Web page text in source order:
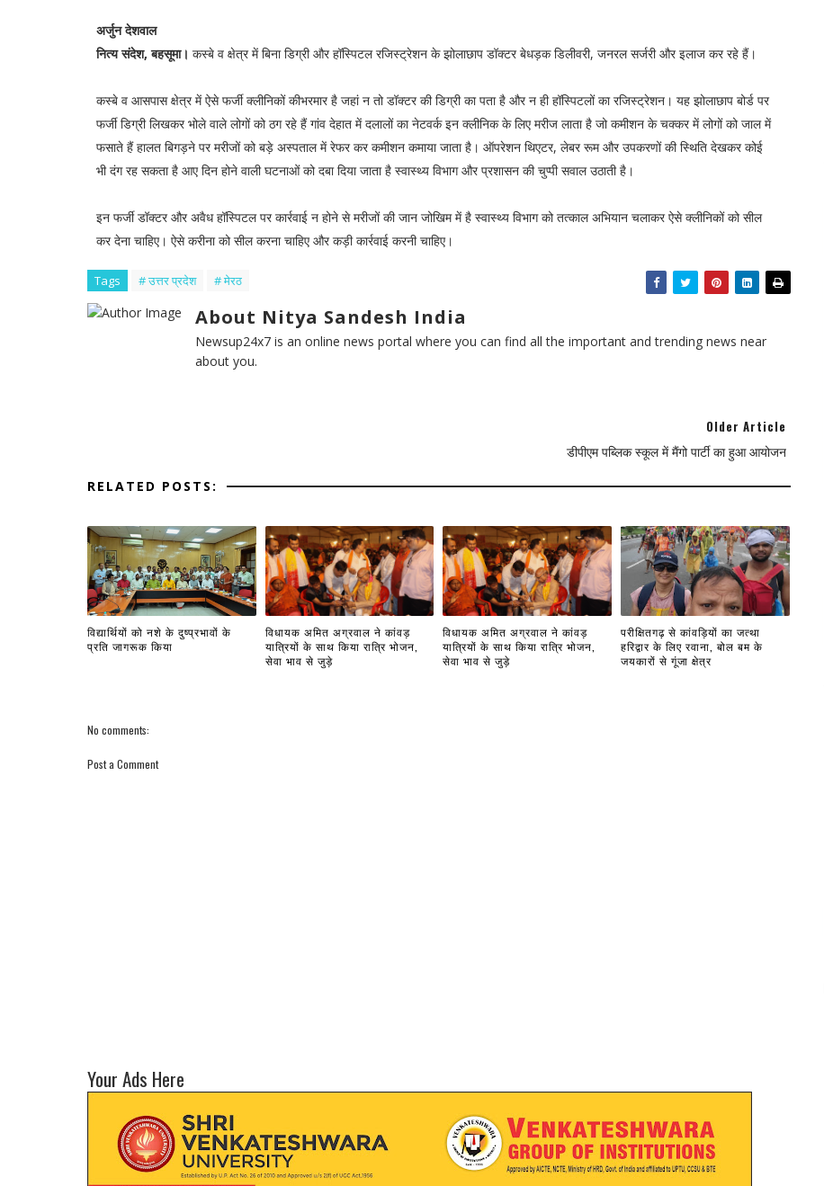
अर्जुन देशवाल
नित्य संदेश, बहसूमा। कस्बे व क्षेत्र में बिना डिग्री और हॉस्पिटल रजिस्ट्रेशन के झोलाछाप डॉक्टर बेधड़क डिलीवरी, जनरल सर्जरी और इलाज कर रहे हैं।
कस्बे व आसपास क्षेत्र में ऐसे फर्जी क्लीनिकों कीभरमार है जहां न तो डॉक्टर की डिग्री का पता है और न ही हॉस्पिटलों का रजिस्ट्रेशन। यह झोलाछाप बोर्ड पर
फर्जी डिग्री लिखकर भोले वाले लोगों को ठग रहे हैं गांव देहात में दलालों का नेटवर्क इन क्लीनिक के लिए मरीज लाता है जो कमीशन के चक्कर में लोगों को जाल में
फसाते हैं हालत बिगड़ने पर मरीजों को बड़े अस्पताल में रेफर कर कमीशन कमाया जाता है। ऑपरेशन थिएटर, लेबर रूम और उपकरणों की स्थिति देखकर कोई
भी दंग रह सकता है आए दिन होने वाली घटनाओं को दबा दिया जाता है स्वास्थ्य विभाग और प्रशासन की चुप्पी सवाल उठाती है।
इन फर्जी डॉक्टर और अवैध हॉस्पिटल पर कार्रवाई न होने से मरीजों की जान जोखिम में है स्वास्थ्य विभाग को तत्काल अभियान चलाकर ऐसे क्लीनिकों को सील
कर देना चाहिए। ऐसे करीना को सील करना चाहिए और कड़ी कार्रवाई करनी चाहिए।
Tags # उत्तर प्रदेश # मेरठ
About Nitya Sandesh India
Newsup24x7 is an online news portal where you can find all the important and trending news near
about you.
Older Article
डीपीएम पब्लिक स्कूल में मैंगो पार्टी का हुआ आयोजन
RELATED POSTS:
विद्यार्थियों को नशे के दुष्प्रभावों के
प्रति जागरूक किया
विधायक अमित अग्रवाल ने कांवड़
यात्रियों के साथ किया रात्रि भोजन,
सेवा भाव से जुड़े
विधायक अमित अग्रवाल ने कांवड़
यात्रियों के साथ किया रात्रि भोजन,
सेवा भाव से जुड़े
परीक्षितगढ़ से कांवड़ियों का जत्था
हरिद्वार के लिए रवाना, बोल बम के
जयकारों से गूंजा क्षेत्र
No comments:
Post a Comment
Your Ads Here